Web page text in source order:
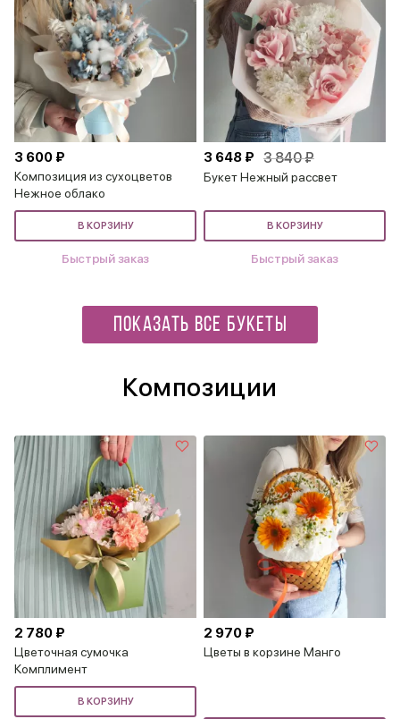
3 600 ₽
Композиция из сухоцветов
Нежное облако
В КОРЗИНУ
Быстрый заказ
3 648 ₽ 3 840 ₽
Букет Нежный рассвет
В КОРЗИНУ
Быстрый заказ
ПОКАЗАТЬ ВСЕ БУКЕТЫ
Композиции
2 780 ₽
Цветочная сумочка
Комплимент
В КОРЗИНУ
2 970 ₽
Цветы в корзине Манго